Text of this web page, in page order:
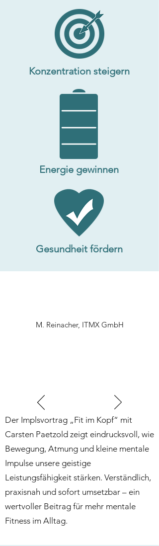
Konzentration steigern
Energie gewinnen
Gesundheit fördern
M. Reinacher, ITMX GmbH
Der Implsvortrag „Fit im Kopf“ mit
Carsten Paetzold zeigt eindrucksvoll, wie
Bewegung, Atmung und kleine mentale
Impulse unsere geistige
Leistungsfähigkeit stärken. Verständlich,
praxisnah und sofort umsetzbar – ein
wertvoller Beitrag für mehr mentale
Fitness im Alltag.